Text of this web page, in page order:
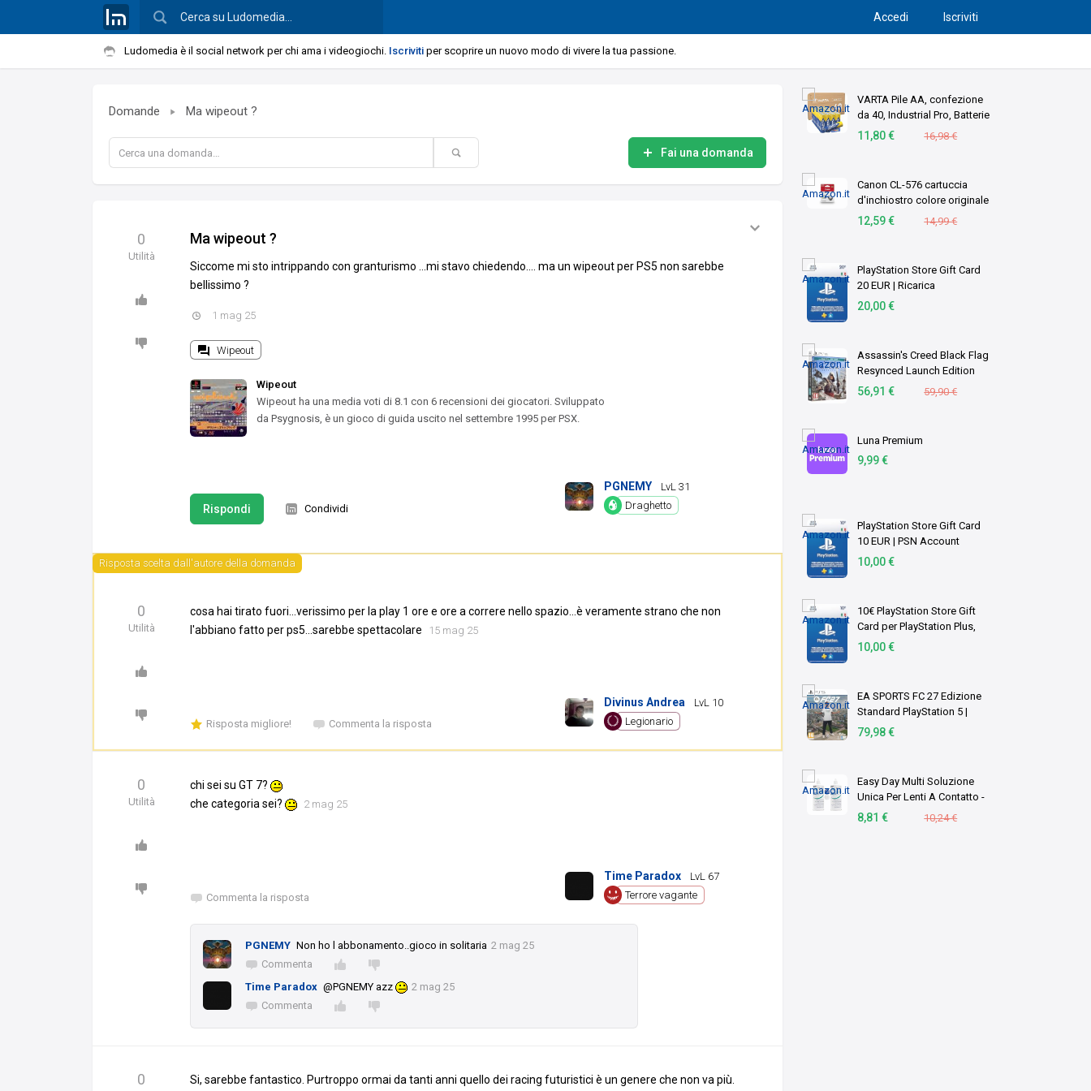
Accedi Iscriviti
Ludomedia è il social network per chi ama i videogiochi. Iscriviti per scoprire un nuovo modo di vivere la tua passione.
VARTA Pile AA, confezione
da 40, Industrial Pro, Batterie
Alcaline, 1,5V, pacco di
11,80 € 16,98 €
Canon CL-576 cartuccia
d'inchiostro colore originale
1 pz C/M/Y (OEM Canon CL-
12,59 € 14,99 €
PlayStation Store Gift Card
20 EUR | Ricarica
Portafoglio PSN | Account
20,00 €
Assassin's Creed Black Flag
Resynced Launch Edition
(PS5)
56,91 € 59,90 €
Luna Premium
9,99 €
PlayStation Store Gift Card
10 EUR | PSN Account
italiano | PS5/PS4 Codice
10,00 €
10€ PlayStation Store Gift
Card per PlayStation Plus,
Account italiano [Codice per
10,00 €
EA SPORTS FC 27 Edizione
Standard PlayStation 5 |
Disco | Videogiochi |
79,98 €
Easy Day Multi Soluzione
Unica Per Lenti A Contatto -
Duopack 2 X 360 ml
8,81 € 10,24 €
Domande Ma wipeout ?
Fai una domanda
0
Utilità
Ma wipeout ?
Siccome mi sto intrippando con granturismo ...mi stavo chiedendo.... ma un wipeout per PS5 non sarebbe
bellissimo ?
1 mag 25
Wipeout
Wipeout
Wipeout ha una media voti di 8.1 con 6 recensioni dei giocatori. Sviluppato
da Psygnosis, è un gioco di guida uscito nel settembre 1995 per PSX.
PGNEMY
LvL 31
Draghetto
Rispondi Condividi
Risposta scelta dall'autore della domanda
0
Utilità
cosa hai tirato fuori...verissimo per la play 1 ore e ore a correre nello spazio...è veramente strano che non
l'abbiano fatto per ps5...sarebbe spettacolare
15 mag 25
Divinus Andrea
LvL 10
Legionario
Risposta migliore! Commenta la risposta
0
Utilità
chi sei su GT 7?
che categoria sei?
2 mag 25
Time Paradox
LvL 67
Terrore vagante
Commenta la risposta
PGNEMY Non ho l abbonamento..gioco in solitaria 2 mag 25
Commenta
Time Paradox @PGNEMY azz
2 mag 25
Commenta
0
Si, sarebbe fantastico. Purtroppo ormai da tanti anni quello dei racing futuristici è un genere che non va più.